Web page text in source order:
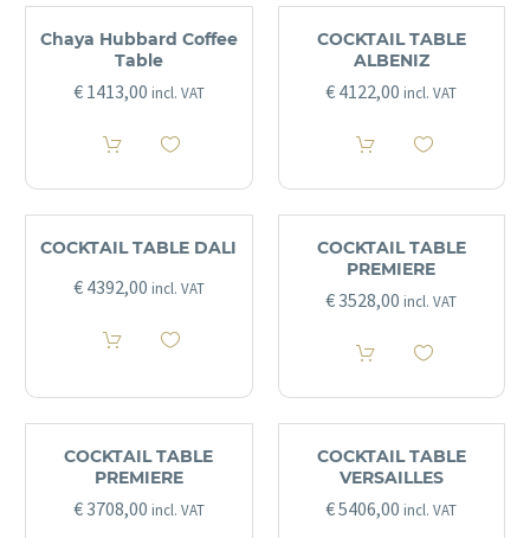
Chaya Hubbard Coffee
Table
€1413,00 incl. VAT
COCKTAIL TABLE
ALBENIZ
€ 4122,00 incl. VAT
COCKTAIL TABLE DALI
€4392,00 incl. VAT
COCKTAIL TABLE
PREMIERE
€3528,00 incl. VAT
COCKTAIL TABLE
PREMIERE
€3708,00 incl. VAT
COCKTAIL TABLE
VERSAILLES
€5406,00 incl. VAT